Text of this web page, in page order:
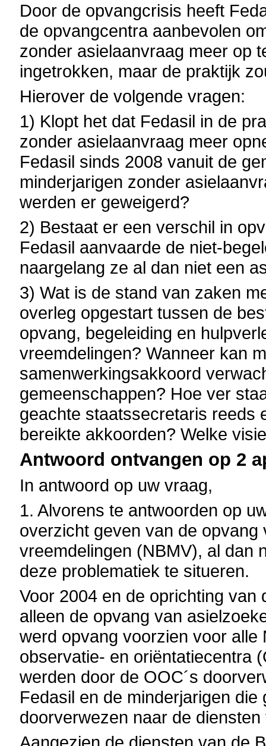
Door de opvangcrisis heeft
de opvangcentra aanbevolen
zonder asielaanvraag meer op
ingetrokken, maar de praktijk
Hierover de volgende vragen:
1) Klopt het dat Fedasil in de
zonder asielaanvraag meer
Fedasil sinds 2008 vanuit de
minderjarigen zonder
werden er geweigerd?
2) Bestaat er een verschil in
Fedasil aanvaarde de niet-
naargelang ze al dan niet een
3) Wat is de stand van zaken
overleg opgestart tussen de
opvang, begeleiding en
vreemdelingen? Wanneer kan
samenwerkingsakkoord
gemeenschappen? Hoe ver
geachte staatssecretaris reeds
bereikte akkoorden? Welke
Antwoord ontvangen op 2
In antwoord op uw vraag,
1. Alvorens te antwoorden op
overzicht geven van de
vreemdelingen (NBMV), al dan
deze problematiek te situeren.
Voor 2004 en de oprichting van
alleen de opvang van
werd opvang voorzien voor alle
observatie- en oriëntatiecentra
werden door de OOC´s
Fedasil en de minderjarigen
doorverwezen naar de